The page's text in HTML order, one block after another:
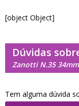
[object Object]
Dúvidas
Zanotti N.35
Tem alguma dúvida